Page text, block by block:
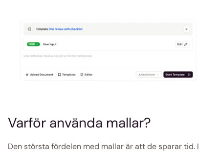
Varför använda mallar?
Den största fördelen med mallar är att de sparar tid. I